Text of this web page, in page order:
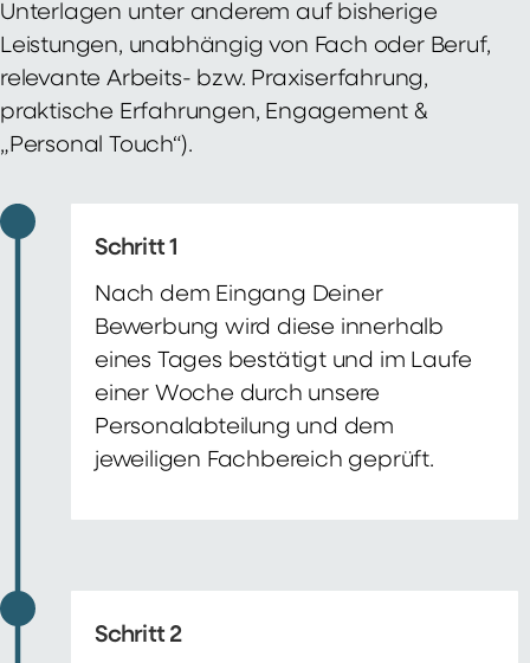
Unterlagen unter anderem auf bisherige
Leistungen, unabhängig von Fach oder Beruf,
relevante Arbeits- bzw. Praxiserfahrung,
praktische Erfahrungen, Engagement &
„Personal Touch“).
Schritt 1
Nach dem Eingang Deiner
Bewerbung wird diese innerhalb
eines Tages bestätigt und im Laufe
einer Woche durch unsere
Personalabteilung und dem
jeweiligen Fachbereich geprüft.
Schritt 2